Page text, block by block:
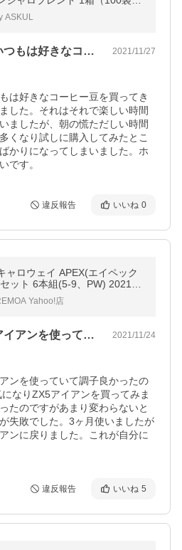
ASKUL
リピート購入です。いつもは好きなコーヒ… 2021/11/27
は好きなコーヒー豆を買ってき
した。それはそれで楽しい時間
ましたが、朝の慌ただしい時間
くなり試しに購入してみたとこ
かりになってしまいました。ホ
です。
違反報告 いいね 0
ャロウェイ APEX(エイペック
ット 6本組(5-9、PW) 2021年
MODUS3 Tour 105 S
Yahoo!店
前作のエイペックスアイアンを使っていて… 2021/11/24
ンを使っていて調子良かったの
なりZX5アイアンを買ってみま
たのですがあまり変わらないと
失敗でした。3ヶ月使いましたが
ンに戻りました。これが自分に
違反報告 いいね 5